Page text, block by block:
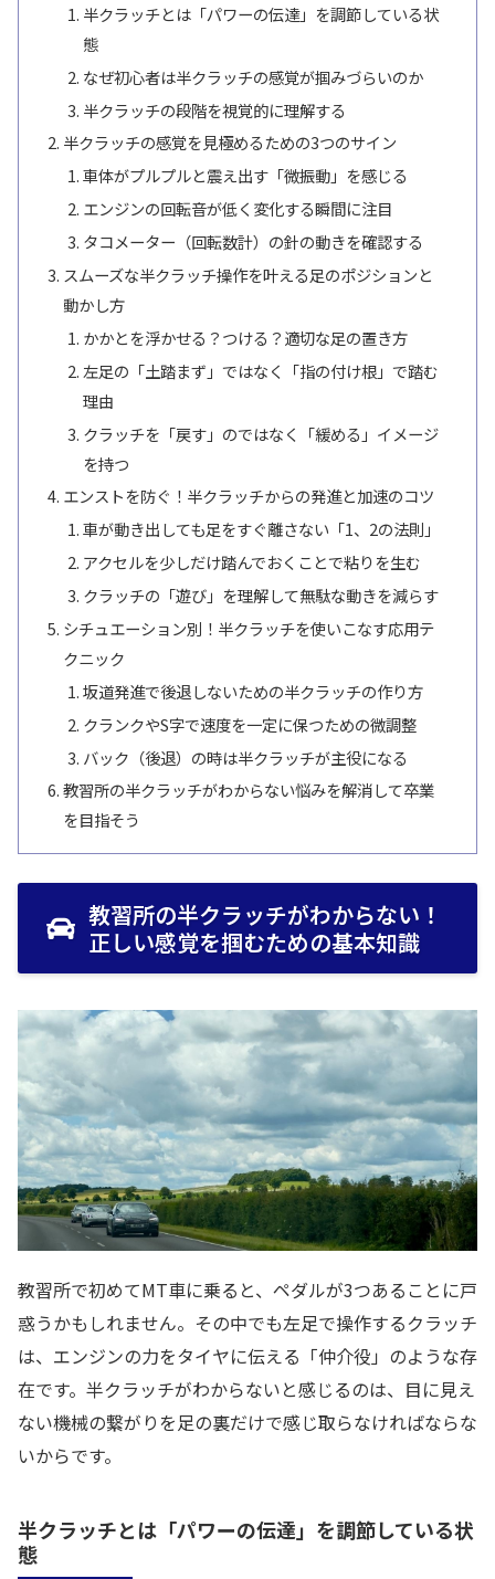
半クラッチとは「パワーの伝達」を調節している状
態
なぜ初心者は半クラッチの感覚が掴みづらいのか
半クラッチの段階を視覚的に理解する
半クラッチの感覚を見極めるための3つのサイン
車体がプルプルと震え出す「微振動」を感じる
エンジンの回転音が低く変化する瞬間に注目
タコメーター（回転数計）の針の動きを確認する
スムーズな半クラッチ操作を叶える足のポジションと
動かし方
かかとを浮かせる？つける？適切な足の置き方
左足の「土踏まず」ではなく「指の付け根」で踏む
理由
クラッチを「戻す」のではなく「緩める」イメージ
を持つ
エンストを防ぐ！半クラッチからの発進と加速のコツ
車が動き出しても足をすぐ離さない「1、2の法則」
アクセルを少しだけ踏んでおくことで粘りを生む
クラッチの「遊び」を理解して無駄な動きを減らす
シチュエーション別！半クラッチを使いこなす応用テ
クニック
坂道発進で後退しないための半クラッチの作り方
クランクやS字で速度を一定に保つための微調整
バック（後退）の時は半クラッチが主役になる
教習所の半クラッチがわからない悩みを解消して卒業
を目指そう
教習所の半クラッチがわからない！
正しい感覚を掴むための基本知識
教習所で初めてMT車に乗ると、ペダルが3つあることに戸
惑うかもしれません。その中でも左足で操作するクラッチ
は、エンジンの力をタイヤに伝える「仲介役」のような存
在です。半クラッチがわからないと感じるのは、目に見え
ない機械の繋がりを足の裏だけで感じ取らなければならな
いからです。
半クラッチとは「パワーの伝達」を調節している状
態